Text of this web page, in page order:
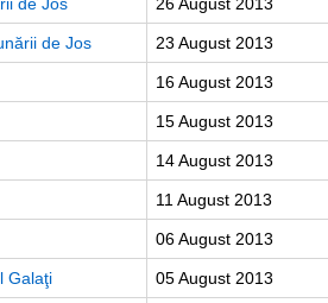
de Jos 23 August 2013
16 August 2013
15 August 2013
14 August 2013
11 August 2013
06 August 2013
Galaţi 05 August 2013